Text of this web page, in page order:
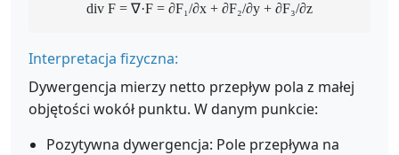
div F = ∇·F = ∂F₁/∂x + ∂F₂/∂y + ∂F₃/∂z
Interpretacja fizyczna:
Dywergencja mierzy netto przepływ pola z małej
objętości wokół punktu. W danym punkcie:
Pozytywna dywergencja: Pole przepływa na